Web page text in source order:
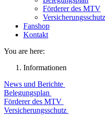
Förderer des MTV
Versicherungs​schutz
Fanshop
Kontakt
You are here:
Informationen
News und Berichte
Belegungs​plan
Förderer des MTV
Versicherungs​schutz